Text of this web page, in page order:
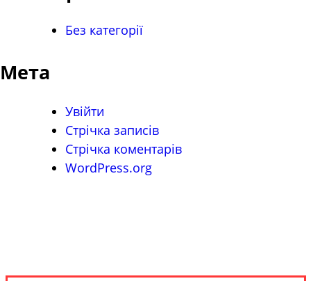
Без категорії
Мета
Увійти
Стрічка записів
Стрічка коментарів
WordPress.org